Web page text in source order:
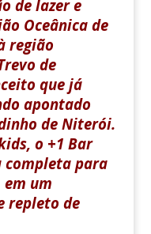
de lazer e
Oceânica de
região
de
que já
apontado
de Niterói.
o +1 Bar
completa para
um
repleto de